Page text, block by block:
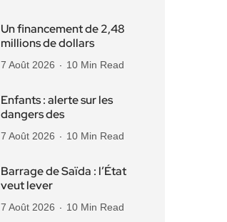
Un financement de 2,48
millions de dollars
7 Août 2026 10 Min Read
Enfants : alerte sur les
dangers des
7 Août 2026 10 Min Read
Barrage de Saïda : l’État
veut lever
7 Août 2026 10 Min Read